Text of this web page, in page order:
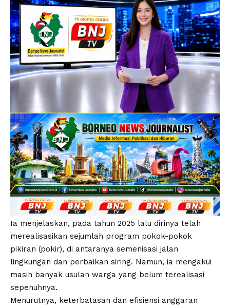
Ia menjelaskan, pada tahun 2025 lalu dirinya telah
merealisasikan sejumlah program pokok-pokok
pikiran (pokir), di antaranya semenisasi jalan
lingkungan dan perbaikan siring. Namun, ia mengakui
masih banyak usulan warga yang belum terealisasi
sepenuhnya.
Menurutnya, keterbatasan dan efisiensi anggaran